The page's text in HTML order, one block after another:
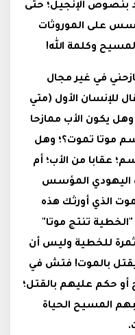
بنصوص الإنجيل؛ حتى
على الموروثات
وكلمة الله!
في غير مجال
للإنسان الأول (متي
يكون الأب ممازحا
موتا تموت؟؛ وهل
عقابا من الأب؛ أم
اليهودي المؤسس
الذي أورثك هذه
"الخطية تنتج موتا"
للخطية وليس أن
يقتل بالموت! فتش في
أو حكم عليهم بالقتل؛
المسيح الحياة